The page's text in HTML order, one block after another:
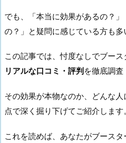
でも、「本当に効果があるの？
の？」と疑問に感じている方も多
この記事では、忖度なしでブー
リアルな口コミ・評判 を徹底調査
その効果が本物なのか、どんな
点で深く掘り下げてご紹介します。
これを読めば、あなたがブース